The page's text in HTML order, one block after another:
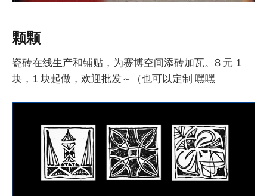
颗颗
瓷砖在线生产和铺贴，为赛博空间添砖加瓦。8 元 1
块，1 块起做，欢迎批发～（也可以定制 嘿嘿